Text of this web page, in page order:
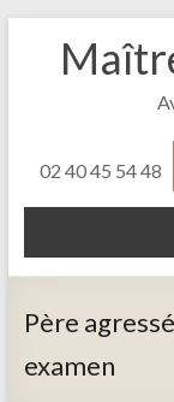
02 40 45 54 48
Père
examen